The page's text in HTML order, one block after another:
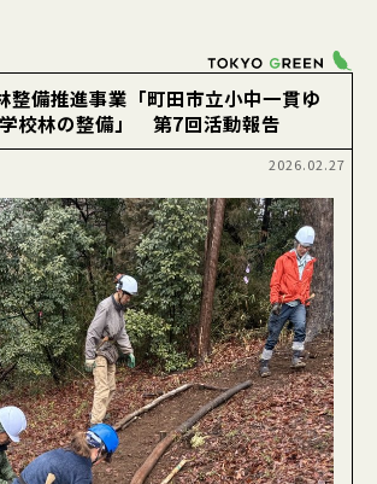
募金する
て
力するには
用
用した森づくり
込み
グッズのご注文
整備推進事業「町田市立小中一貫ゆ
校林の整備」 第7回活動報告
2026.02.27